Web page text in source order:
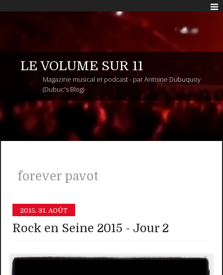
LE VOLUME SUR 11
Magazine musical et podcast - par Antoine Dubuquoy
(Dubuc's Blog)
forever pavot
2015. 31. AOÛT
Rock en Seine 2015 - Jour 2